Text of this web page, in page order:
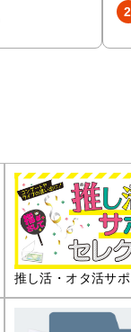
推し活・オタ活サ